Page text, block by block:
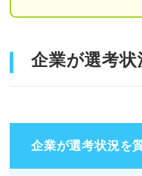
⑦ITを中心
企業が選考
企業が選考状況を